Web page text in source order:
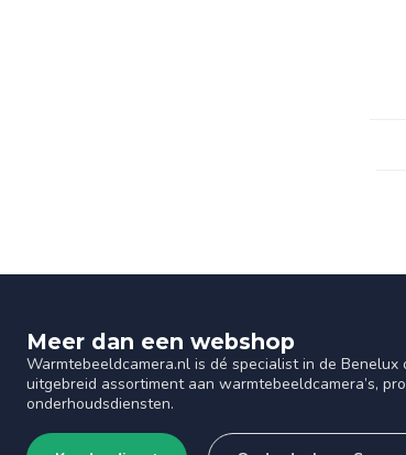
Meer dan een webshop
Warmtebeeldcamera.nl is dé specialist in de
uitgebreid assortiment aan warmtebeeldcamera’s,
onderhoudsdiensten.